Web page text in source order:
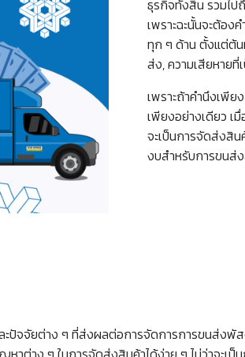
ธุรกิจทั้งสิ้น รวมไป
เพราะฉะนั้นจะต้อง
ทุก ๆ ด้าน ตั้งแต่ต้น
ส่ง, ความเสียหายที่
เพราะถ้าคำนึงเพีย
เพียงอย่างเดียว เ
จะเป็นการจัดส่งสิน
งบสำหรับการขนส่
ะปัจจัยต่าง ๆ ที่ส่งผลต่อการจัดการการขนส่งพั